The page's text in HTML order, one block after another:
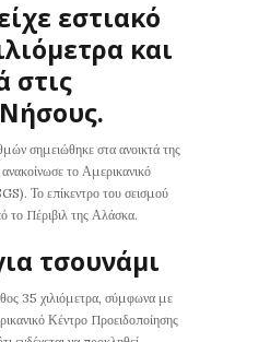
εστιακό
και
στις
σημειώθηκε στα ανοικτά της
το Αμερικανικό
Το επίκεντρο του σεισμού
το Πέριβιλ της Αλάσκα.
τσουνάμι
35 χιλιόμετρα, σύμφωνα με
Κέντρο Προειδοποίησης